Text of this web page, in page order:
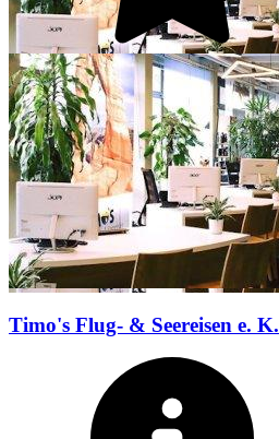
Timo's Flug- & Seereisen e. K.